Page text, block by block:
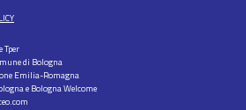
Tper
di Bologna
Emilia-Romagna
e Bologna Welcome